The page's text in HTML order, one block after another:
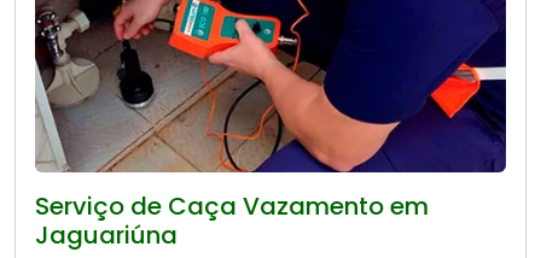
Serviço de Caça Vazamento em
Jaguariúna